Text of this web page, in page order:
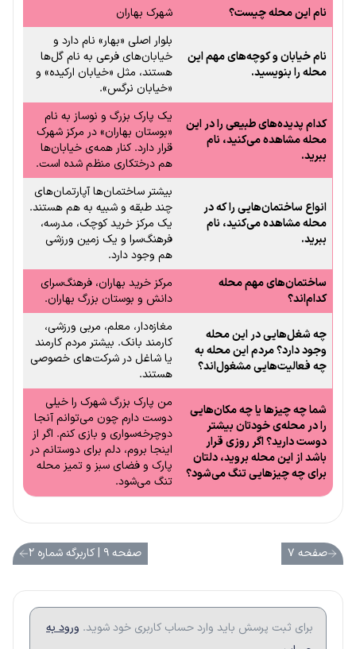
نام این محله چیست؟ شهرک بهاران
نام خیابان و کوچه‌های مهم این
محله را بنویسید.
بلوار اصلی «بهار» نام دارد و
خیابان‌های فرعی به نام گل‌ها
هستند، مثل «خیابان ارکیده» و
«خیابان نرگس».
کدام پدیده‌های طبیعی را در این
محله مشاهده می‌کنید، نام
ببرید.
یک پارک بزرگ و نوساز به نام
«بوستان بهاران» در مرکز شهرک
قرار دارد. کنار همه‌ی خیابان‌ها
هم درختکاری منظم شده است.
انواع ساختمان‌هایی را که در
محله مشاهده می‌کنید، نام
ببرید.
بیشتر ساختمان‌ها آپارتمان‌های
چند طبقه و شبیه به هم هستند.
یک مرکز خرید کوچک، مدرسه،
فرهنگ‌سرا و یک زمین ورزشی
هم وجود دارد.
ساختمان‌های مهم محله
کدام‌اند؟
مرکز خرید بهاران، فرهنگ‌سرای
دانش و بوستان بزرگ بهاران.
چه شغل‌هایی در این محله
وجود دارد؟ مردم این محله به
چه فعالیت‌هایی مشغول‌اند؟
مغازه‌دار، معلم، مربی ورزشی،
کارمند بانک. بیشتر مردم کارمند
یا شاغل در شرکت‌های خصوصی
هستند.
شما چه چیزها یا چه مکان‌هایی
را در محله‌ی خودتان بیشتر
دوست دارید؟ اگر روزی قرار
باشد از این محله بروید، دلتان
برای چه چیزهایی تنگ می‌شود؟
من پارک بزرگ شهرک را خیلی
دوست دارم چون می‌توانم آنجا
دوچرخه‌سواری و بازی کنم. اگر از
اینجا بروم، دلم برای دوستانم در
پارک و فضای سبز و تمیز محله
تنگ می‌شود.
صفحه ۷ صفحه ۹ | کاربرگه شماره ۲
برای ثبت پرسش باید وارد حساب کاربری خود شوید. ورود به